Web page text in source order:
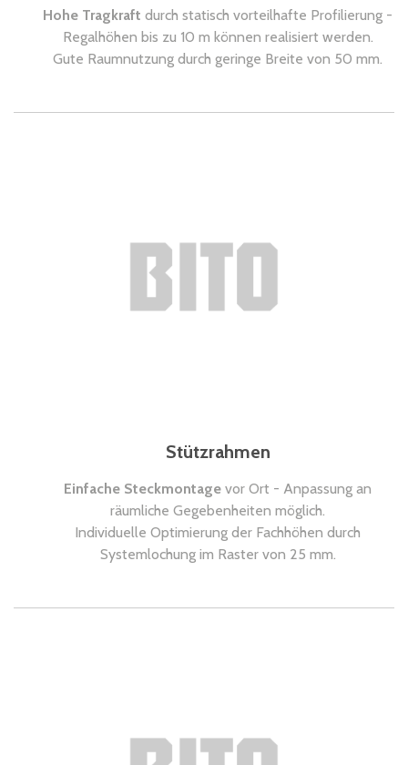
Hohe Tragkraft durch statisch vorteilhafte Profilierung -
Regalhöhen bis zu 10 m können realisiert werden.
Gute Raumnutzung durch geringe Breite von 50 mm.
Stützrahmen
Einfache Steckmontage vor Ort - Anpassung an
räumliche Gegebenheiten möglich.
Individuelle Optimierung der Fachhöhen durch
Systemlochung im Raster von 25 mm.